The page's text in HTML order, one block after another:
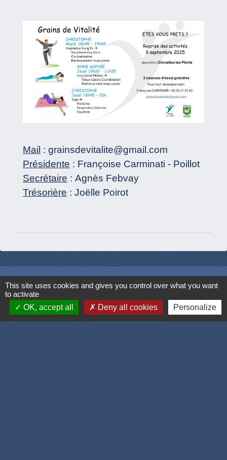
Mail : grainsdevitalite@gmail.com
Présidente : Françoise Carminati - Poillot
Secrétaire : Agnès Febvay
Trésorière : Joëlle Poirot
Accueil / contacts
Commune de Corcelles-les-Monts
15, rue Eiffel
This site uses cookies and gives you control over what you want
to activate
OK, accept all
Deny all cookies Personalize